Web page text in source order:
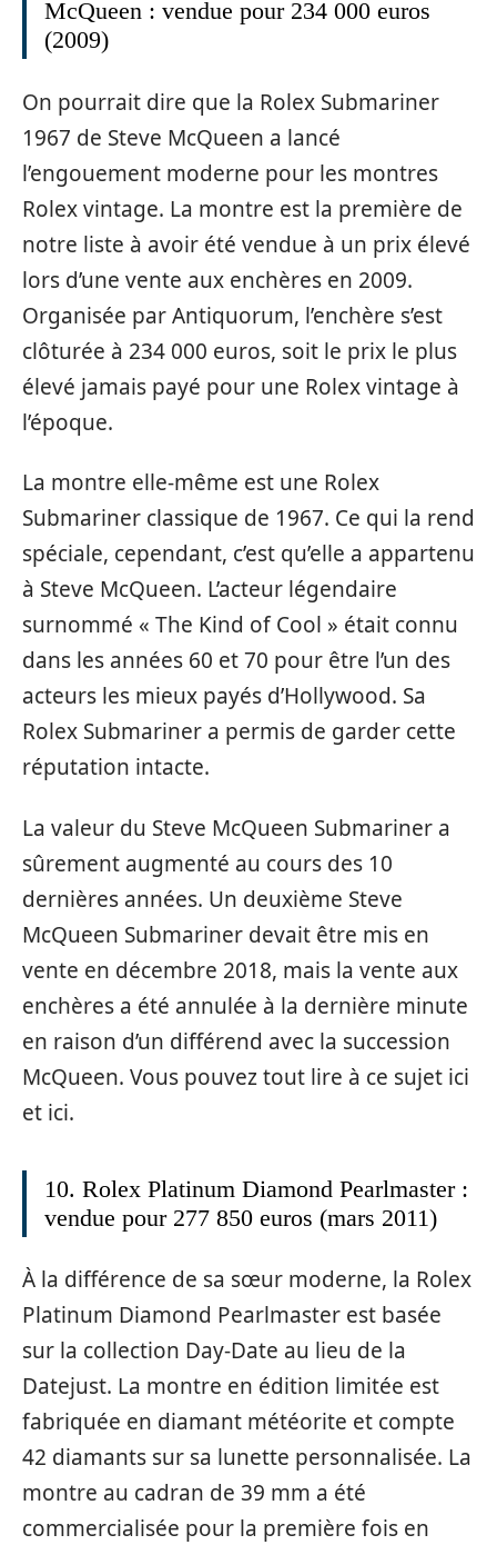
McQueen : vendue pour 234 000 euros
(2009)
On pourrait dire que la Rolex Submariner
1967 de Steve McQueen a lancé
l’engouement moderne pour les montres
Rolex vintage. La montre est la première de
notre liste à avoir été vendue à un prix élevé
lors d’une vente aux enchères en 2009.
Organisée par Antiquorum, l’enchère s’est
clôturée à 234 000 euros, soit le prix le plus
élevé jamais payé pour une Rolex vintage à
l’époque.
La montre elle-même est une Rolex
Submariner classique de 1967. Ce qui la rend
spéciale, cependant, c’est qu’elle a appartenu
à Steve McQueen. L’acteur légendaire
surnommé « The Kind of Cool » était connu
dans les années 60 et 70 pour être l’un des
acteurs les mieux payés d’Hollywood. Sa
Rolex Submariner a permis de garder cette
réputation intacte.
La valeur du Steve McQueen Submariner a
sûrement augmenté au cours des 10
dernières années. Un deuxième Steve
McQueen Submariner devait être mis en
vente en décembre 2018, mais la vente aux
enchères a été annulée à la dernière minute
en raison d’un différend avec la succession
McQueen. Vous pouvez tout lire à ce sujet ici
et ici.
10. Rolex Platinum Diamond Pearlmaster :
vendue pour 277 850 euros (mars 2011)
À la différence de sa sœur moderne, la Rolex
Platinum Diamond Pearlmaster est basée
sur la collection Day-Date au lieu de la
Datejust. La montre en édition limitée est
fabriquée en diamant météorite et compte
42 diamants sur sa lunette personnalisée. La
montre au cadran de 39 mm a été
commercialisée pour la première fois en